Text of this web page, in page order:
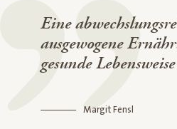
Eine
ausgewogene
gesunde
Margit Fensl